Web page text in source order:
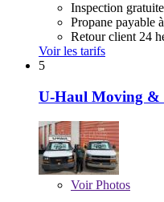
Inspection
Propane payable
Retour client 24
Voir les tarifs
5
U-Haul Moving &
VoirPhotos